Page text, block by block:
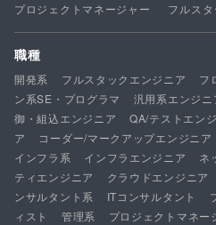
プロジェクトマネージャー
フルス
職種
開発系 フルスタックエンジニア フ
ン系SE・プログラマ
汎用系エンジニ
御・組込エンジニア
QA/テストエン
ア
コーダー/マークアップエンジニア
インフラ系
インフラエンジニア ネ
ティエンジニア
クラウドエンジニア
ンサルタント系
ITコンサルタント
ィスト
管理系 プロジェクトマネー